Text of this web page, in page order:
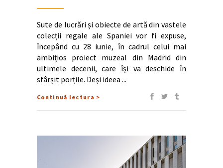
Sute de lucrări și obiecte de artă din vastele
colecții regale ale Spaniei vor fi expuse,
începând cu 28 iunie, în cadrul celui mai
ambițios proiect muzeal din Madrid din
ultimele decenii, care își va deschide în
sfârșit porțile. Deși ideea
Continuă lectura >